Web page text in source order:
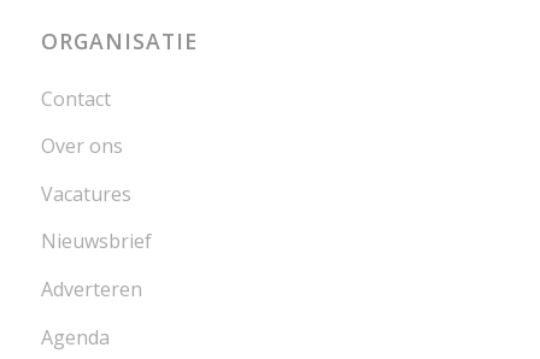
ORGANISATIE
Contact
Over ons
Vacatures
Nieuwsbrief
Adverteren
Agenda